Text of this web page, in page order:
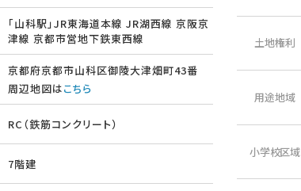
「山科駅」JR東海道本線 JR湖西線 京阪京
津線 京都市営地下鉄東西線
京都府京都市山科区御陵大津畑町43番
周辺地図はこちら
RC（鉄筋コンクリート）
7階建
土地権利
用途地域
小学校区域